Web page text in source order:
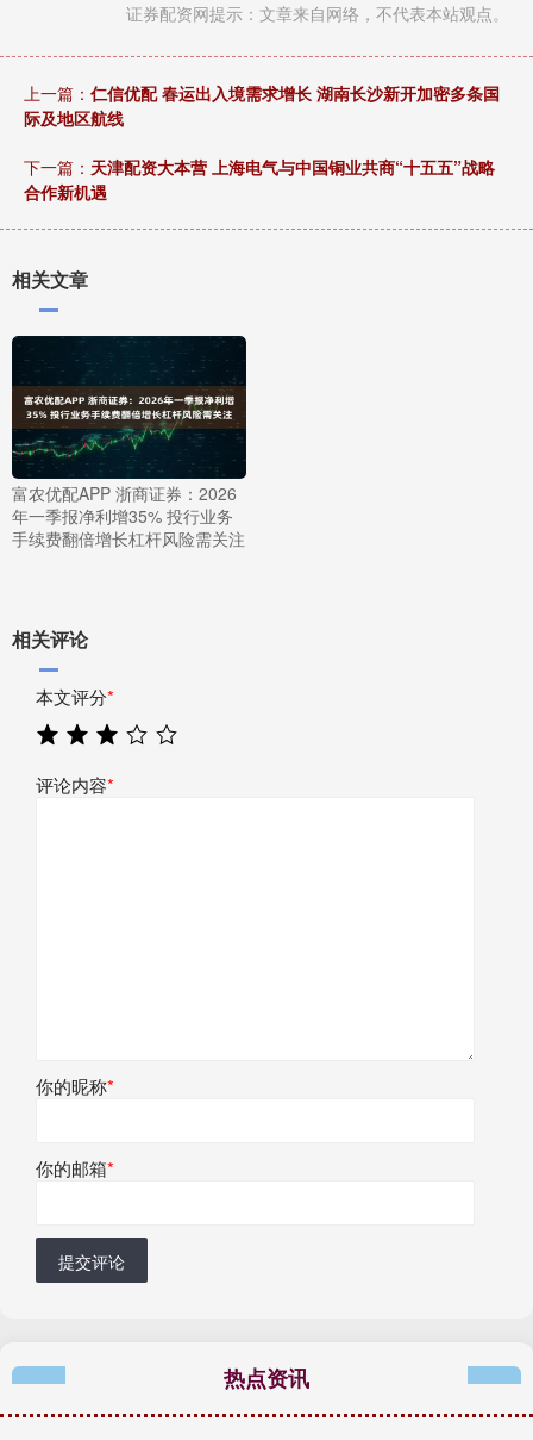
证券配资网提示：文章来自网络，不代表本站观点。
上一篇： 仁信优配 春运出入境需求增长 湖南长沙新开加密多条国
际及地区航线
下一篇： 天津配资大本营 上海电气与中国铜业共商“十五五”战略
合作新机遇
相关文章
富农优配APP 浙商证券：2026
年一季报净利增35% 投行业务
手续费翻倍增长杠杆风险需关注
相关评论
本文评分*
评论内容*
你的昵称*
你的邮箱*
提交评论
热点资讯